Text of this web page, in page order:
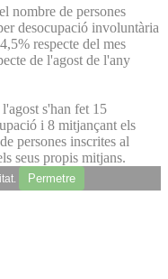
nombre de persones
desocupació involuntària
respecte del mes
de l'agost de l'any
s'han fet 15
i 8 mitjançant els
persones inscrites al
seus propis mitjans.
Permetre